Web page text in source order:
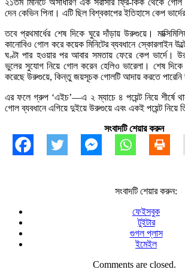
দেন কেভিন পিনা। এটি ছিল বিশ্বকাপের ইতিহাসে কেপ
তবে প্রথমার্ধের শেষ দিকে ঘুরে দাঁড়ায় উরুগুয়ে।
কানোবিও গোল করে কয়েক মিনিটের ব্যবধানে স্কোরলাইন
ঘণ্টা পার হওয়ার পর আবার সমতায় ফেরে কেপ ভার্দে।
ভুলের সুযোগ নিয়ে গোল করেন হেলিও ভারেলা। শেষ দিকে
করেছে উরুগুয়ে, কিন্তু জয়সূচক গোলটি আদায় করতে পারেনি
এর ফলে গ্রুপ ‘এইচ’—এ ২ ম্যাচে ৪ পয়েন্ট নিয়ে শীর্ষে
গোল ব্যবধানে এগিয়ে দুইয়ে উরুগুয়ে এবং একই পয়েন্ট নিয়ে
সংবাদটি শেয়ার করুন
সংবাদটি শেয়ার করুন:
ফেইসবুক
টুইটার
গুগল প্লাস
ইমেইল
Comments are closed.